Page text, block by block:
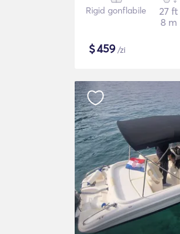
Rigid gonflabile
27 ft
8 m
$459/zi